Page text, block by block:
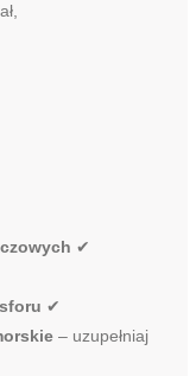
✔︎
✔︎
– uzupełniaj